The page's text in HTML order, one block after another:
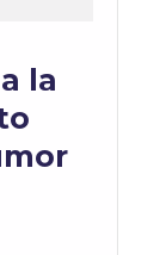
la